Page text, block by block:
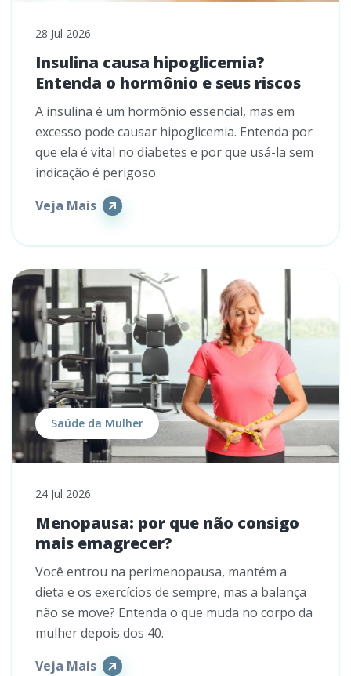
28 Jul 2026
Insulina causa hipoglicemia?
Entenda o hormônio e seus riscos
A insulina é um hormônio essencial, mas em
excesso pode causar hipoglicemia. Entenda por
que ela é vital no diabetes e por que usá-la sem
indicação é perigoso.
Veja Mais
Saúde da Mulher
24 Jul 2026
Menopausa: por que não consigo
mais emagrecer?
Você entrou na perimenopausa, mantém a
dieta e os exercícios de sempre, mas a balança
não se move? Entenda o que muda no corpo da
mulher depois dos 40.
Veja Mais